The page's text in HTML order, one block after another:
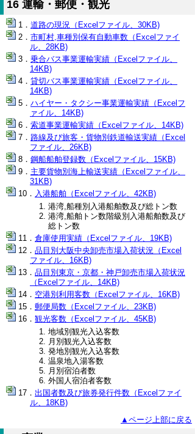
16 運輸・郵便・観光
道路の現況（Excelファイル、30KB)
市町村,車種別保有自動車数（Excelファイ
ル、28KB)
乗合バス事業運輸実績（Excelファイル、
14KB)
貸切バス事業運輸実績（Excelファイル、
14KB)
ハイヤー・タクシー事業運輸実績（Excelフ
ァイル、14KB)
索道事業運輸実績（Excelファイル、14KB)
路線及び旅客・貨物別鉄道輸送実績（Excel
ファイル、26KB)
鋼船船舶登録数（Excelファイル、15KB)
主要貨物別海上輸送実績（Excelファイル、
31KB)
入港船舶（Excelファイル、42KB)
港湾,船種別入港船舶数及び総トン数
港湾,船舶トン数階級別入港船舶数及び
総トン数
倉庫使用実績（Excelファイル、19KB)
品目別大阪中央卸売市場入荷状況（Excel
ファイル、16KB)
品目別東京・京都・神戸卸売市場入荷状況
（Excelファイル、14KB)
空港別利用客数（Excelファイル、16KB)
郵便局数（Excelファイル、23KB)
観光客数（Excelファイル、45KB)
地域別観光入込客数
月別観光入込客数
発地別観光入込客数
温泉地入湯客数
月別宿泊者数
外国人宿泊者客数
出国者数及び旅券発行件数（Excelファイ
ル、18KB)
▲ページ上部に戻る